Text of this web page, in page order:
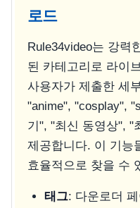
로드
Rule34video는 강력
된 카테고리로 라이
사용자가 제출한 세
"anime", "cosplay",
기", "최신 동영상", "
제공합니다. 이 기능
효율적으로 찾을 수
태그: 다운로더